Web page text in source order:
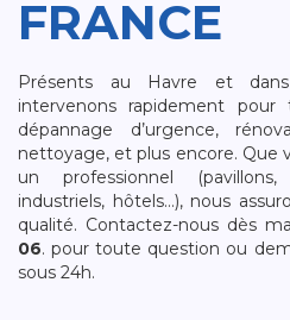
FRANCE
Présents au Havre et
intervenons rapidement
dépannage d’urgence,
nettoyage, et plus encore. Que
un professionnel
industriels, hôtels…), nous
qualité. Contactez-nous dès
06. pour toute question ou
sous 24h.